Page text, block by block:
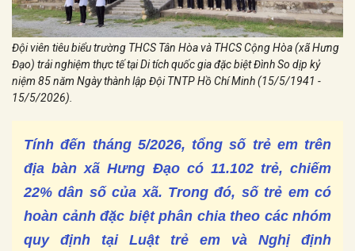
Đội viên tiêu biểu trường THCS Tân Hòa và THCS Cộng Hòa (xã Hưng
Đạo) trải nghiệm thực tế tại Di tích quốc gia đặc biệt Đình So dịp kỷ
niệm 85 năm Ngày thành lập Đội TNTP Hồ Chí Minh (15/5/1941 -
15/5/2026).
Tính đến tháng 5/2026, tổng số trẻ em trên
địa bàn xã Hưng Đạo có 11.102 trẻ, chiếm
22% dân số của xã. Trong đó, số trẻ em có
hoàn cảnh đặc biệt phân chia theo các nhóm
quy định tại Luật trẻ em và Nghị định